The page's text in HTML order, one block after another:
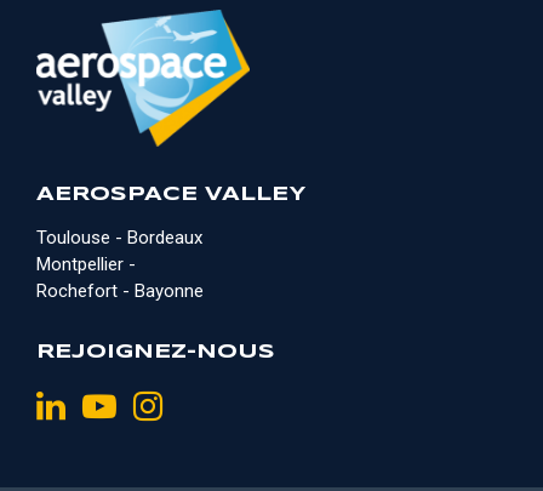
AEROSPACE VALLEY
Toulouse - Bordeaux
Montpellier -
Rochefort - Bayonne
REJOIGNEZ-NOUS